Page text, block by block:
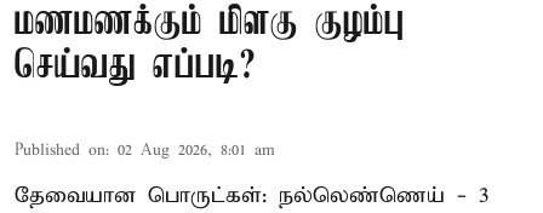
மணமணக்கும் மிளகு குழம்பு
செய்வது எப்படி?
Published on: 02 Aug 2026, 8:01 am
தேவையான பொருட்கள்: நல்லெண்ணெய் - 3